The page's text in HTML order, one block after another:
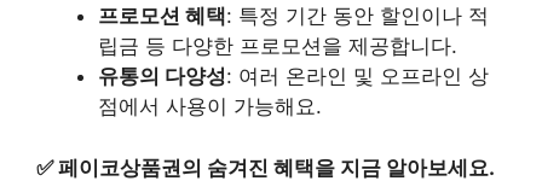
프로모션 혜택: 특정 기간 동안 할인이나 적
립금 등 다양한 프로모션을 제공합니다.
유통의 다양성: 여러 온라인 및 오프라인 상
점에서 사용이 가능해요.
✅페이코상품권의 숨겨진 혜택을 지금 알아보세요.